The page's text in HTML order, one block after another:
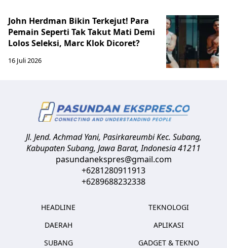
John Herdman Bikin Terkejut! Para
Pemain Seperti Tak Takut Mati Demi
Lolos Seleksi, Marc Klok Dicoret?
16 Juli 2026
Jl. Jend. Achmad Yani, Pasirkareumbi Kec. Subang,
Kabupaten Subang, Jawa Barat,Indonesia41211
pasundanekspres@gmail.com
+6281280911913
+6289688232338
HEADLINE
DAERAH
SUBANG
TEKNOLOGI
APLIKASI
GADGET & TEKNO